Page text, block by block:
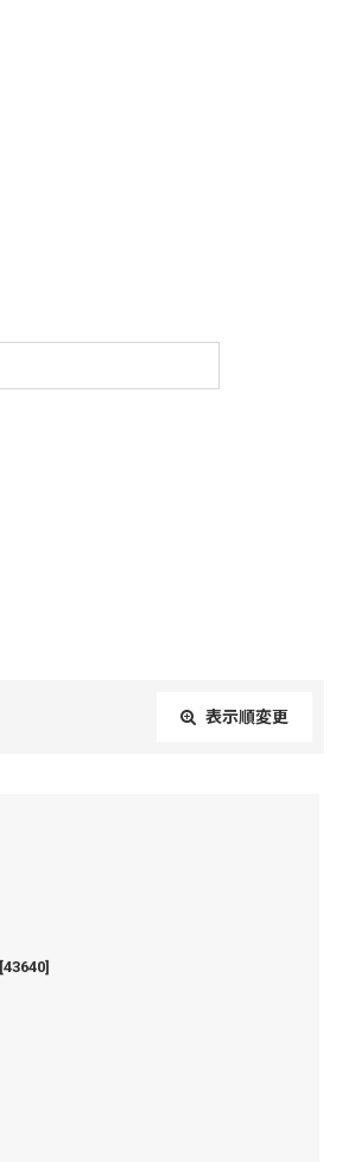
表示順変更
[43640]